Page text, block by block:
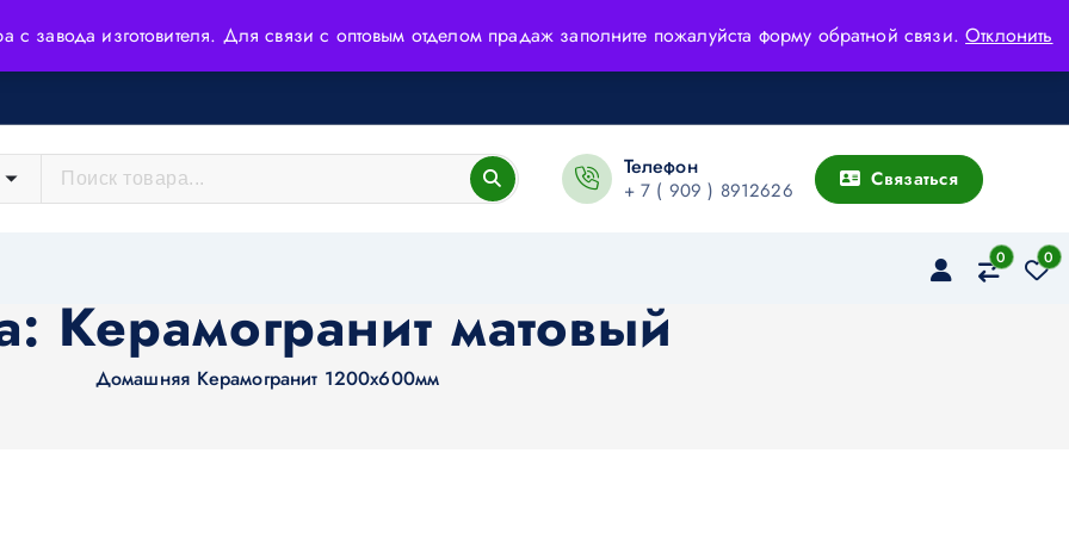
с завода изготовителя. Для связи с оптовым отделом прадаж заполните пожалуйста форму обратной связи.Отклонить
Телефон
+ 7 ( 909 ) 8912626 Связаться
0 0
Керамогранит матовый
Домашняя Керамогранит 1200х600мм